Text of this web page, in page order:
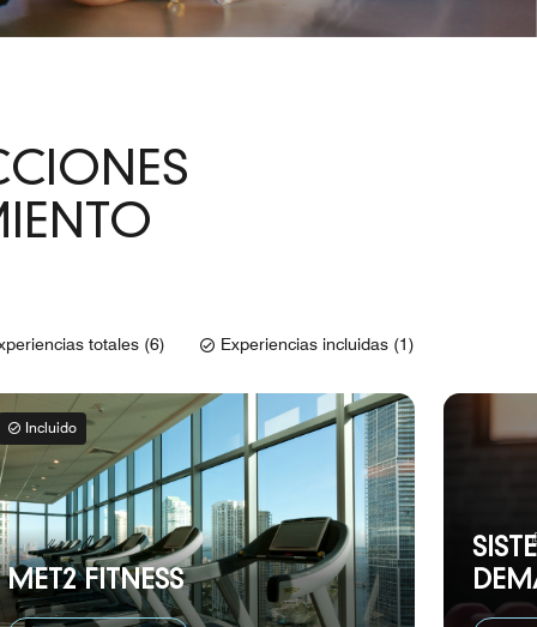
totales (6) Experiencias incluidas (1)
Incluido
MET2 FITNESS